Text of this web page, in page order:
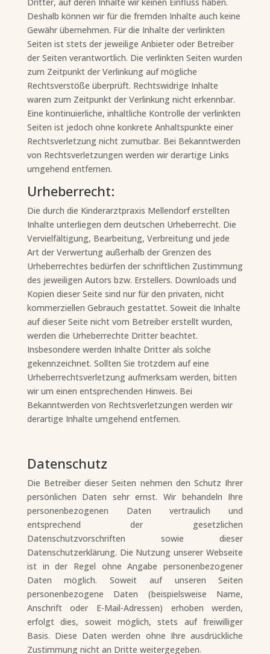
Deshalb können wir für die fremden Inhalte auch keine
Gewähr übernehmen. Für die Inhalte der verlinkten
Seiten ist stets der jeweilige Anbieter oder Betreiber
der Seiten verantwortlich. Die verlinkten Seiten wurden
zum Zeitpunkt der Verlinkung auf mögliche
Rechtsverstöße überprüft. Rechtswidrige Inhalte
waren zum Zeitpunkt der Verlinkung nicht erkennbar.
Eine kontinuierliche, inhaltliche Kontrolle der verlinkten
Seiten ist jedoch ohne konkrete Anhaltspunkte einer
Rechtsverletzung nicht zumutbar. Bei Bekanntwerden
von Rechtsverletzungen werden wir derartige Links
umgehend entfernen.
Urheberrecht:
Die durch die Kinderarztpraxis Mellendorf erstellten
Inhalte unterliegen dem deutschen Urheberrecht. Die
Vervielfältigung, Bearbeitung, Verbreitung und jede
Art der Verwertung außerhalb der Grenzen des
Urheberrechtes bedürfen der schriftlichen Zustimmung
des jeweiligen Autors bzw. Erstellers. Downloads und
Kopien dieser Seite sind nur für den privaten, nicht
kommerziellen Gebrauch gestattet. Soweit die Inhalte
auf dieser Seite nicht vom Betreiber erstellt wurden,
werden die Urheberrechte Dritter beachtet.
Insbesondere werden Inhalte Dritter als solche
gekennzeichnet. Sollten Sie trotzdem auf eine
Urheberrechtsverletzung aufmerksam werden, bitten
wir um einen entsprechenden Hinweis. Bei
Bekanntwerden von Rechtsverletzungen werden wir
derartige Inhalte umgehend entfernen.
Datenschutz
Die Betreiber dieser Seiten nehmen den Schutz Ihrer
persönlichen Daten sehr ernst. Wir behandeln Ihre
personenbezogenen Daten vertraulich und
entsprechend der gesetzlichen
Datenschutzvorschriften sowie dieser
Datenschutzerklärung. Die Nutzung unserer Webseite
ist in der Regel ohne Angabe personenbezogener
Daten möglich. Soweit auf unseren Seiten
personenbezogene Daten (beispielsweise Name,
Anschrift oder E-Mail-Adressen) erhoben werden,
erfolgt dies, soweit möglich, stets auf freiwilliger
Basis. Diese Daten werden ohne Ihre ausdrückliche
Zustimmung nicht an Dritte weitergegeben.